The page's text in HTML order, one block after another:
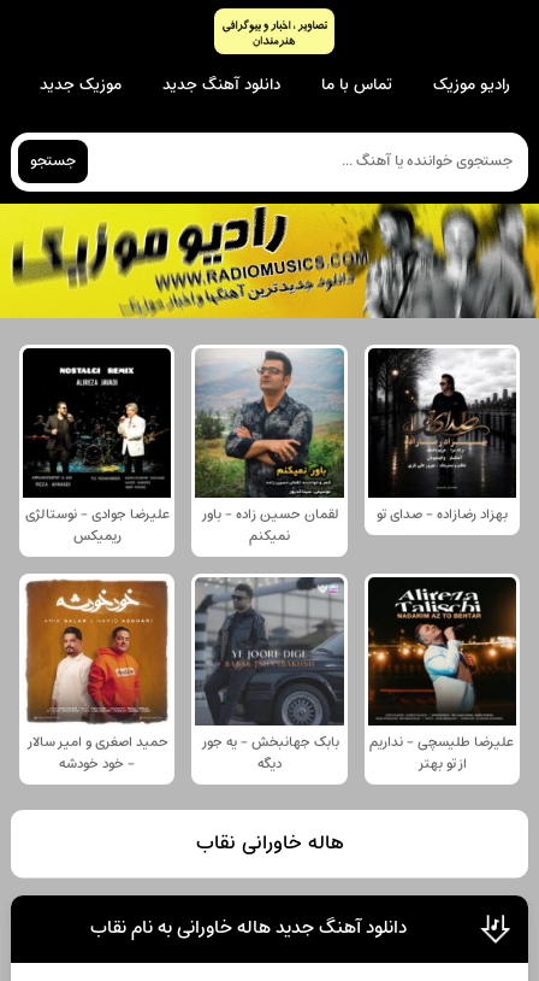
رادیو موزیک تماس با ما دانلود آهنگ جدید موزیک جدید
جستجو
بهزاد رضازاده - صدای تو
لقمان حسین زاده - باور
نمیکنم
علیرضا جوادی - نوستالژی
ریمیکس
علیرضا طلیسچی - نداریم
از تو بهتر
بابک جهانبخش - یه جور
دیگه
حمید اصغری و امیر سالار
- خود خودشه
هاله خاورانی نقاب
دانلود آهنگ جدید هاله خاورانی به نام نقاب